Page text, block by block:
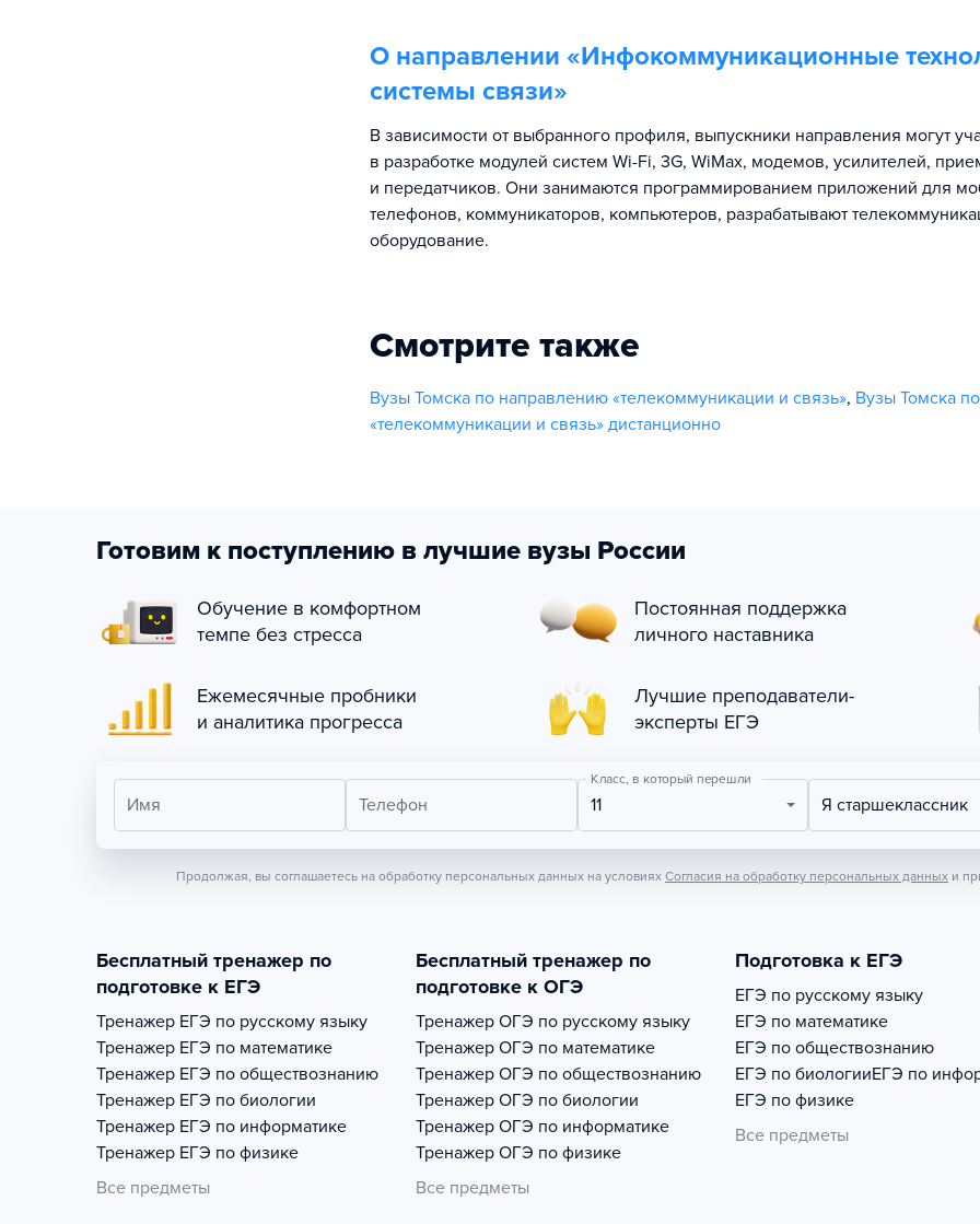
О направлении «Инфокоммуникационные
системы связи»
В зависимости от выбранного профиля, выпускники направления могут
в разработке модулей систем Wi-Fi, 3G, WiMax, модемов, усилителей,
и передатчиков. Они занимаются программированием приложений для
телефонов, коммуникаторов, компьютеров, разрабатывают
оборудование.
Смотрите также
Вузы Томска по направлению «телекоммуникации и связь», Вузы Томска
«телекоммуникации и связь» дистанционно
Готовим к поступлению в лучшие вузы России
Обучение в комфортном
темпе без стресса
Постоянная поддержка
личного наставника
Ежемесячные пробники
и аналитика прогресса
Лучшие преподаватели-
эксперты ЕГЭ
Имя Телефон
Класс, в который перешли
11 Я старшеклассник
Продолжая, вы соглашаетесь на обработку персональных данных на условиях Согласия на обработку персональных данных и
Бесплатный тренажер по
подготовке к ЕГЭ
Тренажер ЕГЭ по русскому языку
Тренажер ЕГЭ по математике
Тренажер ЕГЭ по обществознанию
Тренажер ЕГЭ по биологии
Тренажер ЕГЭ по информатике
Тренажер ЕГЭ по физике
Все предметы
Бесплатный тренажер по
подготовке к ОГЭ
Тренажер ОГЭ по русскому языку
Тренажер ОГЭ по математике
Тренажер ОГЭ по обществознанию
Тренажер ОГЭ по биологии
Тренажер ОГЭ по информатике
Тренажер ОГЭ по физике
Все предметы
Подготовка к ЕГЭ
ЕГЭ по русскому языку
ЕГЭ по математике
ЕГЭ по обществознанию
ЕГЭ по биологииЕГЭ по
ЕГЭ по физике
Все предметы